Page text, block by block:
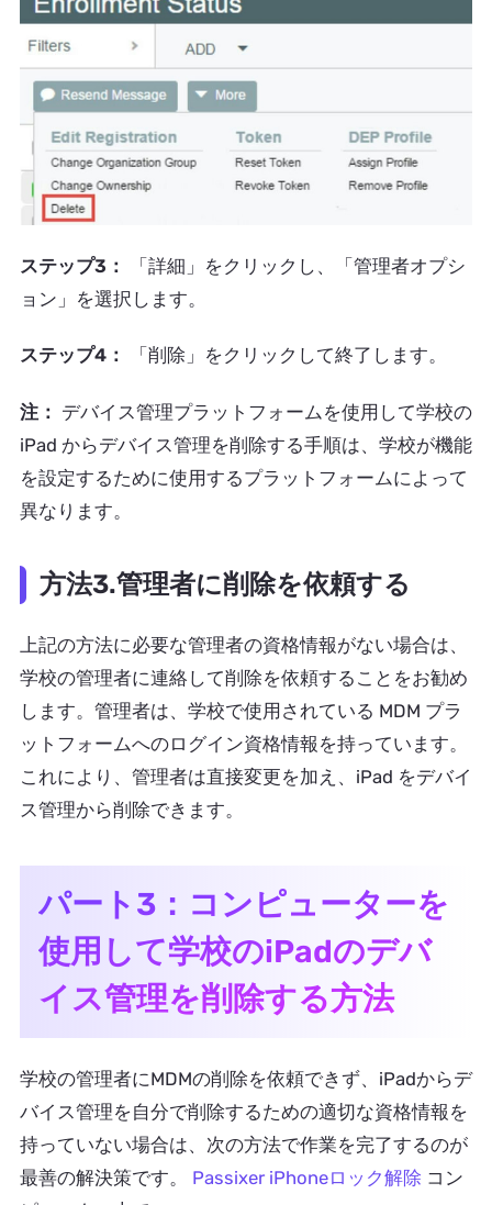
ステップ3：
「詳細」をクリックし、「管理者オプシ
ョン」を選択します。
ステップ4： 「削除」をクリックして終了します。
注： デバイス管理プラットフォームを使用して学校の
iPad からデバイス管理を削除する手順は、学校が機能
を設定するために使用するプラットフォームによって
異なります。
方法3.管理者に削除を依頼する
上記の方法に必要な管理者の資格情報がない場合は、
学校の管理者に連絡して削除を依頼することをお勧め
します。管理者は、学校で使用されている MDM プラ
ットフォームへのログイン資格情報を持っています。
これにより、管理者は直接変更を加え、iPad をデバイ
ス管理から削除できます。
パート3：コンピューターを
使用して学校のiPadのデバ
イス管理を削除する方法
学校の管理者にMDMの削除を依頼できず、iPadからデ
バイス管理を自分で削除するための適切な資格情報を
持っていない場合は、次の方法で作業を完了するのが
最善の解決策です。 Passixer iPhoneロック解除 コン